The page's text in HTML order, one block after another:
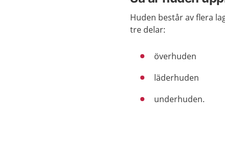
Huden består av flera
tre delar:
överhuden
läderhuden
underhuden.